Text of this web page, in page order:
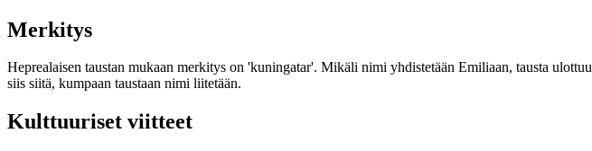
Merkitys
Heprealaisen taustan mukaan merkitys on 'kuningatar'. Mikäli nimi yhdistetään Emiliaan, tausta
siis siitä, kumpaan taustaan nimi liitetään.
Kulttuuriset viitteet